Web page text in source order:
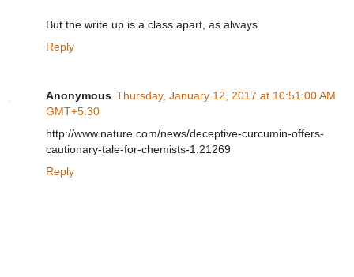
But the write up is a class apart, as always
Reply
Anonymous Thursday, January 12, 2017 at 10:51:00 AM
GMT+5:30
http://www.nature.com/news/deceptive-curcumin-offers-
cautionary-tale-for-chemists-1.21269
Reply